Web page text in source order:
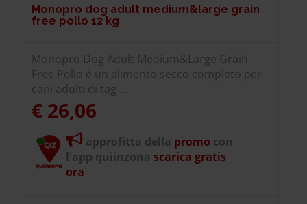
Monopro dog adult medium&large grain
free pollo 12 kg
Monopro Dog Adult Medium&Large Grain
Free Pollo è un alimento secco completo per
cani adulti di tag ...
€ 26,06
approfitta della promo con
l'app quiinzona scarica gratis
ora